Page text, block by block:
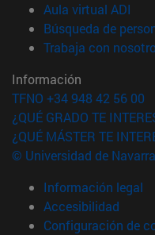
Aula virtual ADI
Búsqueda de
Trabaja con
Información
TFNO +34 948 42 56 00
¿QUÉ GRADO TE
¿QUÉ MÁSTER TE
© Universidad de Navarra
Información legal
Accesibilidad
Configuración de